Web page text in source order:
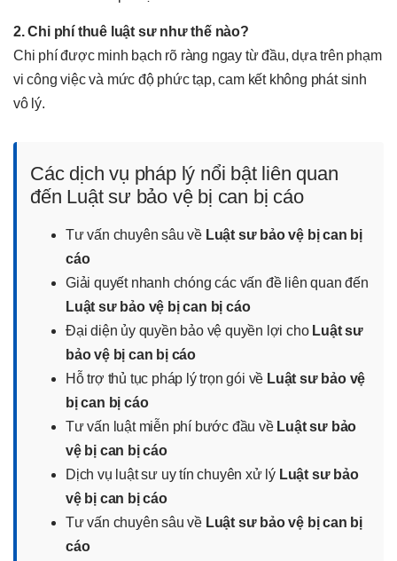
2. Chi phí thuê luật sư như thế nào?
Chi phí được minh bạch rõ ràng ngay từ đầu, dựa trên phạm
vi công việc và mức độ phức tạp, cam kết không phát sinh
vô lý.
Các dịch vụ pháp lý nổi bật liên quan
đến Luật sư bảo vệ bị can bị cáo
Tư vấn chuyên sâu về Luật sư bảo vệ bị can bị
cáo
Giải quyết nhanh chóng các vấn đề liên quan đến
Luật sư bảo vệ bị can bị cáo
Đại diện ủy quyền bảo vệ quyền lợi cho Luật sư
bảo vệ bị can bị cáo
Hỗ trợ thủ tục pháp lý trọn gói về Luật sư bảo vệ
bị can bị cáo
Tư vấn luật miễn phí bước đầu về Luật sư bảo
vệ bị can bị cáo
Dịch vụ luật sư uy tín chuyên xử lý Luật sư bảo
vệ bị can bị cáo
Tư vấn chuyên sâu về Luật sư bảo vệ bị can bị
cáo